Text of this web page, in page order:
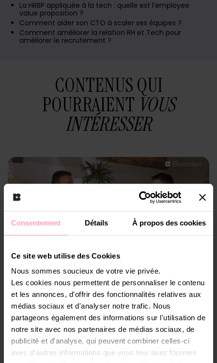
Consentement Détails À propos des cookies
Ce site web utilise des Cookies
Nous sommes soucieux de votre vie privée.
Les cookies nous permettent de personnaliser le contenu
et les annonces, d'offrir des fonctionnalités relatives aux
médias sociaux et d'analyser notre trafic. Nous
partageons également des informations sur l'utilisation de
notre site avec nos partenaires de médias sociaux, de
publicité et d'analyse, qui peuvent combiner celles-ci
avec d'autres informations que vous leur avez fournies
La HRBP appliquée à la tech : quelle est l’employee
value proposition ?
Comment aider son CTO à scaler ses équipes ?
Comment améliorer la relation RH et Tech pour
améliorer le recrutement ?
CONTENUS QUI
POURRAIENT VOUS
INTÉRESSER
Podcasts
Découvrez comment les bonnes pratiques,
l'IA et l'évaluation du potentiel transforment
le recrutement et les ressources humaines.